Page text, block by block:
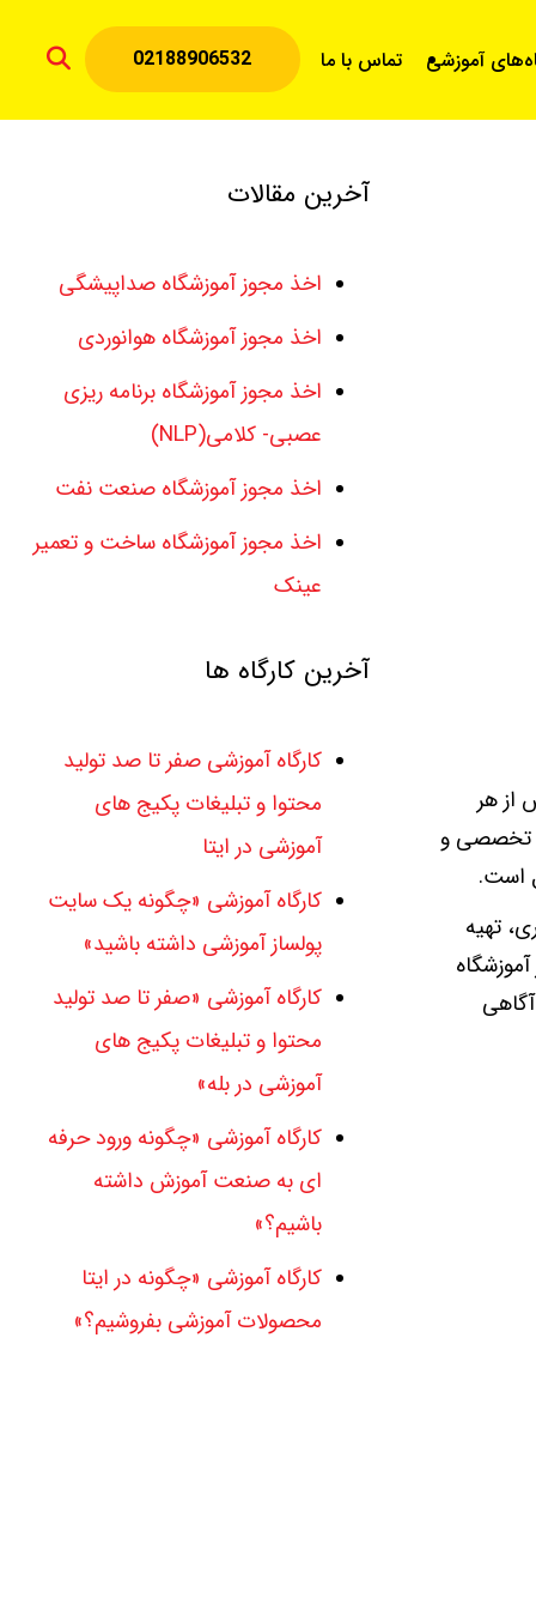
آموزشی تماس با ما 02188906532
از هر
تخصصی و
است.
تهیه
آخرین مقالات
اخذ مجوز آموزشگاه صداپیشگی
اخذ مجوز آموزشگاه هوانوردی
اخذ مجوز آموزشگاه برنامه ریزی
عصبی- کلامی(NLP)
اخذ مجوز آموزشگاه صنعت نفت
اخذ مجوز آموزشگاه ساخت و تعمیر
عینک
آخرین کارگاه ها
کارگاه آموزشی صفر تا صد تولید
محتوا و تبلیغات پکیج های
آموزشی در ایتا
کارگاه آموزشی «چگونه یک سایت
پولساز آموزشی داشته باشید»
کارگاه آموزشی «صفر تا صد تولید
محتوا و تبلیغات پکیج های
آموزشی در بله»
کارگاه آموزشی «چگونه ورود حرفه
ای به صنعت آموزش داشته
باشیم؟»
کارگاه آموزشی «چگونه در ایتا
محصولات آموزشی بفروشیم؟»